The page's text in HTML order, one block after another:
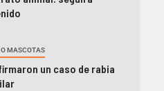
MASCOTAS
un caso de rabia